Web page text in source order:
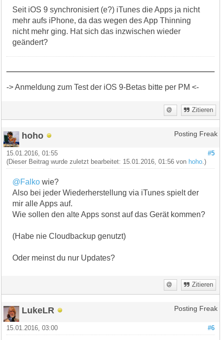
Seit iOS 9 synchronisiert (e?) iTunes die Apps ja nicht
mehr aufs iPhone, da das wegen des App Thinning
nicht mehr ging. Hat sich das inzwischen wieder
geändert?
-> Anmeldung zum Test der iOS 9-Betas bitte per PM <-
Zitieren
hoho Posting Freak
#5
15.01.2016, 01:55
(Dieser Beitrag wurde zuletzt bearbeitet: 15.01.2016, 01:56 von hoho .)
@Falko wie?
Also bei jeder Wiederherstellung via iTunes spielt der
mir alle Apps auf.
Wie sollen den alte Apps sonst auf das Gerät kommen?
(Habe nie Cloudbackup genutzt)
Oder meinst du nur Updates?
Zitieren
LukeLR Posting Freak
#6
15.01.2016, 03:00